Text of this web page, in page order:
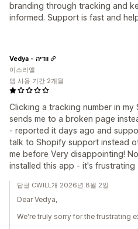
branding through tracking and
informed. Support is fast and
Clicking a tracking number in
sends me to a broken page
- reported it days ago and
talk to Shopify support instead
me before Very disappointing!
installed this app - it's frustrating
Vedya - וודיה
이스라엘
앱 사용 기간 2개월
답글 CWILL개 2026년 8월 2일
Dear Vedya,
We're truly sorry for the frustrating